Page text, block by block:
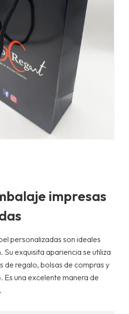
impresas
personalizadas son ideales
exquisita apariencia se utiliza
de regalo, bolsas de compras y
Es una excelente manera de